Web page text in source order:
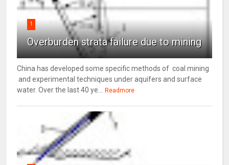
1
Overburden strata failure due to mining
China has developed some specific methods of coal mining
and experimental techniques under aquifers and surface
water. Over the last 40 ye...
Readmore